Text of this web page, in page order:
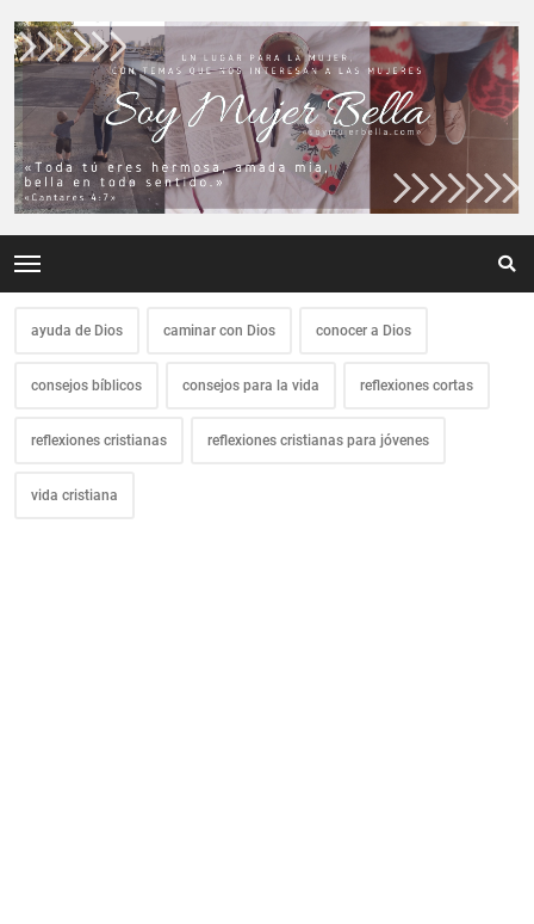
ayuda de Dios caminar con Dios conocer a Dios
consejos bíblicos consejos para la vida reflexiones cortas
reflexiones cristianas reflexiones cristianas para jóvenes
vida cristiana